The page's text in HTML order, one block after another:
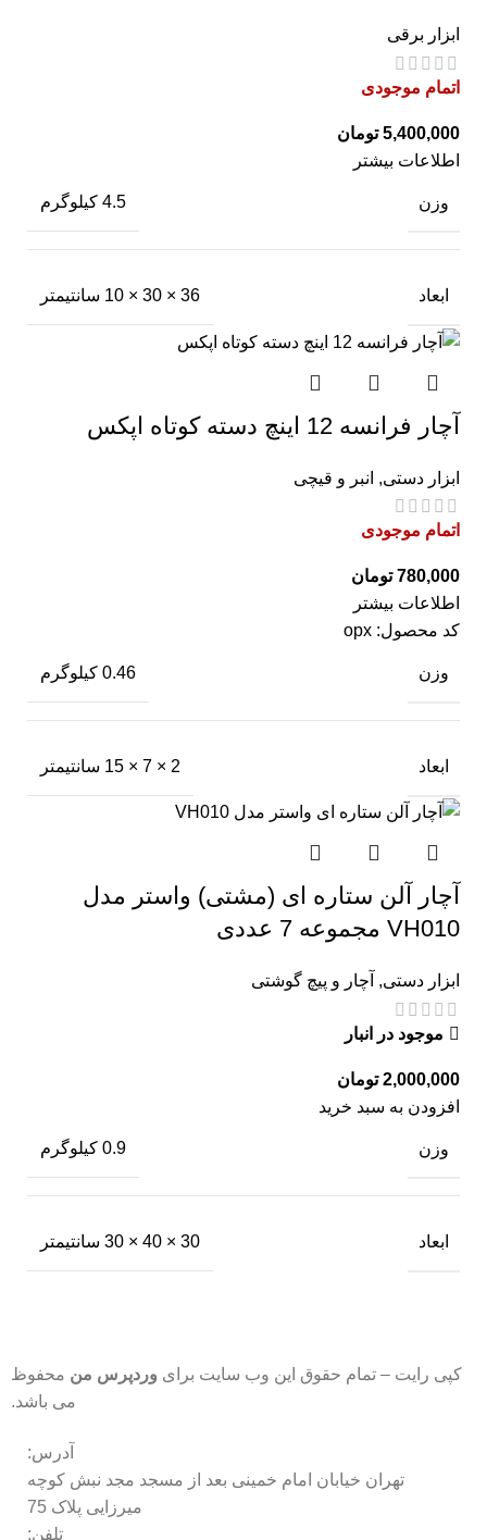
ابزار برقی
اتمام موجودی
تومان
اطلاعات بیشتر
وزن 4.5 کیلوگرم
ابعاد 36 × 30 × 10 سانتیمتر
آچار فرانسه 12 اینچ دسته کوتاه اپکس
ابزار دستی, انبر و قیچی
اتمام موجودی
تومان
اطلاعات بیشتر
کد محصول: opx
وزن 0.46 کیلوگرم
ابعاد 2 × 7 × 15 سانتیمتر
آچار آلن ستاره ای (مشتی) واستر مدل
VH010 مجموعه 7 عددی
ابزار دستی, آچار و پیچ گوشتی
موجود در انبار
تومان
افزودن به سبد خرید
وزن 0.9 کیلوگرم
ابعاد 30 × 40 × 30 سانتیمتر
کپی رایت – تمام حقوق این وب سایت برای وردپرس من محفوظ
می باشد.
آدرس:
تهران خیابان امام خمینی بعد از مسجد مجد نبش کوچه
میرزایی پلاک 75
تلفن: